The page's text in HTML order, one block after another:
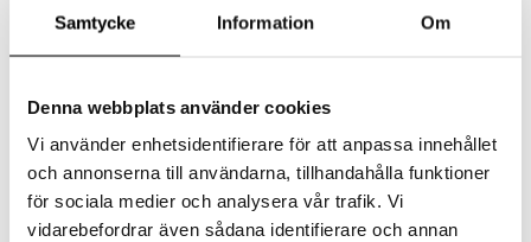
Samtycke Information Om
Denna webbplats använder cookies
Vi använder enhetsidentifierare för att anpassa innehållet
och annonserna till användarna, tillhandahålla funktioner
för sociala medier och analysera vår trafik. Vi
vidarebefordrar även sådana identifierare och annan
Scherlin
Skohylla 7
Skohylla 7
7 499kr